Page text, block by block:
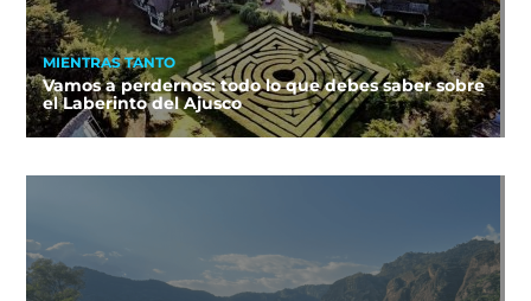
MIENTRAS TANTO
Vamos a perdernos: todo lo que debes saber sobre
el Laberinto del Ajusco